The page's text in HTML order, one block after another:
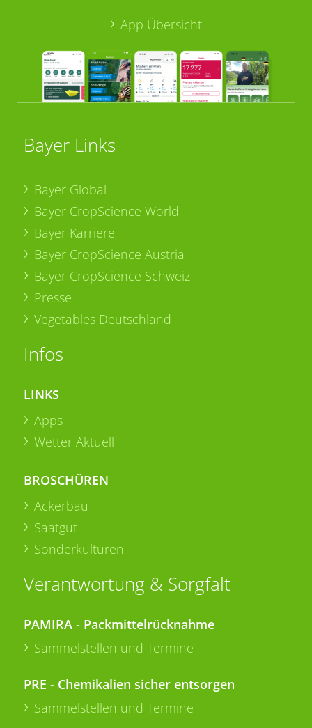
App Übersicht
Bayer Links
Bayer Global
Bayer CropScience World
Bayer Karriere
Bayer CropScience Austria
Bayer CropScience Schweiz
Presse
Vegetables Deutschland
Infos
LINKS
Apps
Wetter Aktuell
BROSCHÜREN
Ackerbau
Saatgut
Sonderkulturen
Verantwortung & Sorgfalt
PAMIRA - Packmittelrücknahme
Sammelstellen und Termine
PRE - Chemikalien sicher entsorgen
Sammelstellen und Termine